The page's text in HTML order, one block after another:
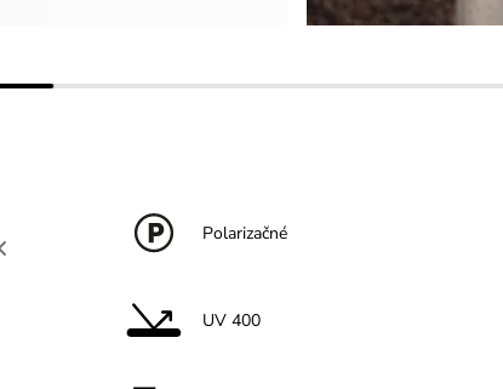
Polarizačné
UV 400